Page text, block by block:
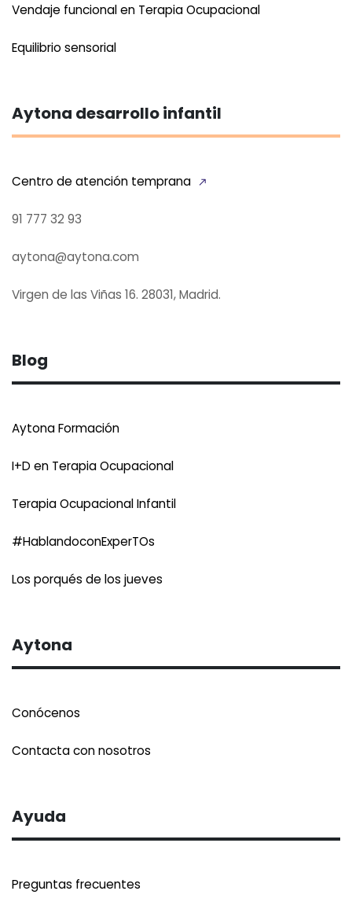
Vendaje funcional en Terapia Ocupacional
Equilibrio sensorial
Aytona desarrollo infantil
Centro de atención temprana
91 777 32 93
aytona@aytona.com
Virgen de las Viñas 16. 28031, Madrid.
Blog
Aytona Formación
I+D en Terapia Ocupacional
Terapia Ocupacional Infantil
#HablandoconExperTOs
Los porqués de los jueves
Aytona
Conócenos
Contacta con nosotros
Ayuda
Preguntas frecuentes